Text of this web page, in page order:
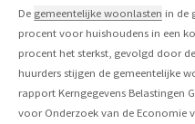
De gemeentelijke woonlasten in de
procent voor huishoudens in een
procent het sterkst, gevolgd door de
huurders stijgen de gemeentelijke
rapport Kerngegevens Belastingen
voor Onderzoek van de Economie